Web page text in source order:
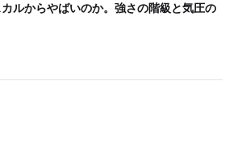
ルからやばいのか。強さの階級と気圧の